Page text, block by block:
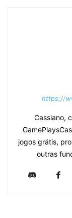
https://
Cassiano,
jogos grátis,
outras